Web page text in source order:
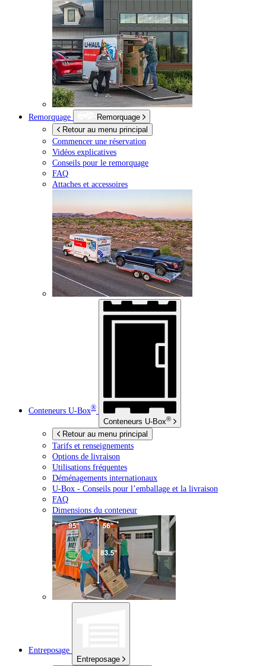
Remorquage
Remorquage
Retour au menu principal
Commencer une réservation
Vidéos explicatives
Conseils pour le remorquage
FAQ
Attaches et accessoires
Conteneurs U-Box®
Conteneurs U-Box®
Retour au menu principal
Tarifs et renseignements
Options de livraison
Utilisations fréquentes
Déménagements internationaux
U-Box - Conseils pour l’emballage et la livraison
FAQ
Dimensions du conteneur
Entreposage
Entreposage